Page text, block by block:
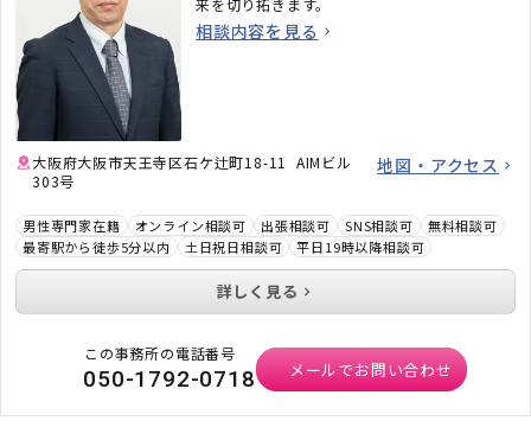
来を切り拓きます。
相談内容を見る
大阪府大阪市天王寺区石ケ辻町18-11 AIMビル
303号
地図・アクセス
男性専門家在籍 オンライン相談可 出張相談可 SNS相談可
無料相談可
最寄駅から徒歩5分以内
土日祝日相談可 平日19時以降相談可
詳しく見る
この事務所の電話番号
050-1792-0718 メールでお問い合わせ